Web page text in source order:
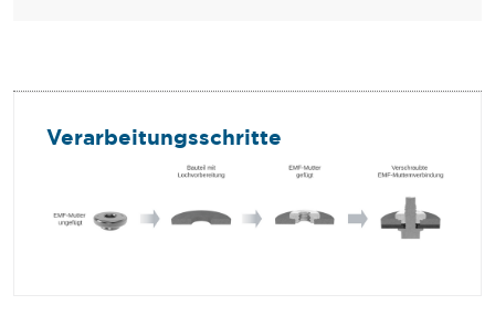
Verarbeitungsschritte